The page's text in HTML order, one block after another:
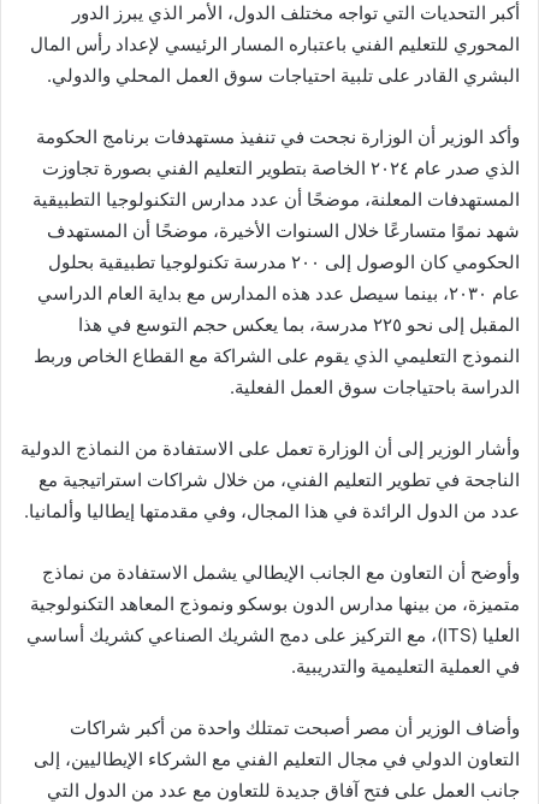
أكبر التحديات التي تواجه مختلف الدول، الأمر الذي يبرز الدور
المحوري للتعليم الفني باعتباره المسار الرئيسي لإعداد رأس المال
البشري القادر على تلبية احتياجات سوق العمل المحلي والدولي.
وأكد الوزير أن الوزارة نجحت في تنفيذ مستهدفات برنامج الحكومة
الذي صدر عام ٢٠٢٤ الخاصة بتطوير التعليم الفني بصورة تجاوزت
المستهدفات المعلنة، موضحًا أن عدد مدارس التكنولوجيا التطبيقية
شهد نموًا متسارعًا خلال السنوات الأخيرة، موضحًا أن المستهدف
الحكومي كان الوصول إلى ٢٠٠ مدرسة تكنولوجيا تطبيقية بحلول
عام ٢٠٣٠، بينما سيصل عدد هذه المدارس مع بداية العام الدراسي
المقبل إلى نحو ٢٢٥ مدرسة، بما يعكس حجم التوسع في هذا
النموذج التعليمي الذي يقوم على الشراكة مع القطاع الخاص وربط
الدراسة باحتياجات سوق العمل الفعلية.
وأشار الوزير إلى أن الوزارة تعمل على الاستفادة من النماذج الدولية
الناجحة في تطوير التعليم الفني، من خلال شراكات استراتيجية مع
عدد من الدول الرائدة في هذا المجال، وفي مقدمتها إيطاليا وألمانيا.
وأوضح أن التعاون مع الجانب الإيطالي يشمل الاستفادة من نماذج
متميزة، من بينها مدارس الدون بوسكو ونموذج المعاهد التكنولوجية
العليا (ITS)، مع التركيز على دمج الشريك الصناعي كشريك أساسي
في العملية التعليمية والتدريبية.
وأضاف الوزير أن مصر أصبحت تمتلك واحدة من أكبر شراكات
التعاون الدولي في مجال التعليم الفني مع الشركاء الإيطاليين، إلى
جانب العمل على فتح آفاق جديدة للتعاون مع عدد من الدول التي